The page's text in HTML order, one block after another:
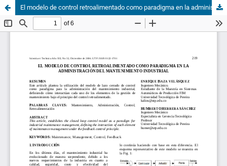
El modelo de control retroalimentado como paradigma en la administración del mantenimiento industrial